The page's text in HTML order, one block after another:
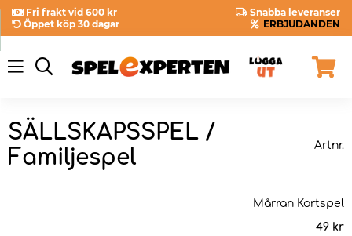
Fri frakt vid 600 kr
Snabba leveranser
Öppet köp 30 dagar
ERBJUDANDEN
SÄLLSKAPSSPEL /
Familjespel
Artnr.
Mårran Kortspel
49 kr